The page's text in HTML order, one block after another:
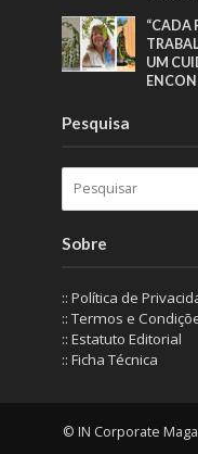
“CADA
UM
Pesquisa
Sobre
:: Política de
:: Termos e
:: Estatuto Editorial
:: Ficha Técnica
© IN Corporate